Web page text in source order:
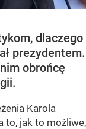
dlaczego
prezydentem.
obrońcę
Karola
to, jak to możliwe,